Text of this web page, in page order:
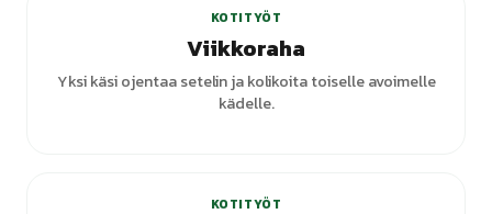
KOTITYÖT
Viikkoraha
Yksi käsi ojentaa setelin ja kolikoita toiselle avoimelle
kädelle.
KOTITYÖT